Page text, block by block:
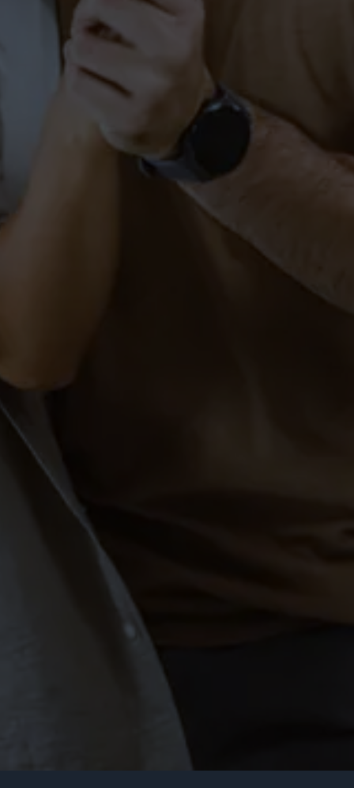
Tanzkurs (Kurzkurs) in
Markdorf
PAARE SINGLES
Privatstunden Bodensee
PAARE
Tanzkurs für Paare in
Markdorf (Standard &
SINGLES